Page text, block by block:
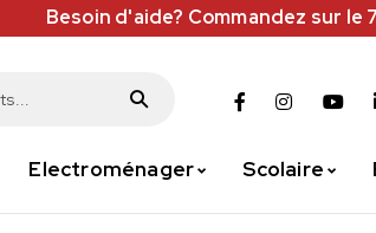
Besoin d'aide? Commandez sur le
Electroménager Scolaire